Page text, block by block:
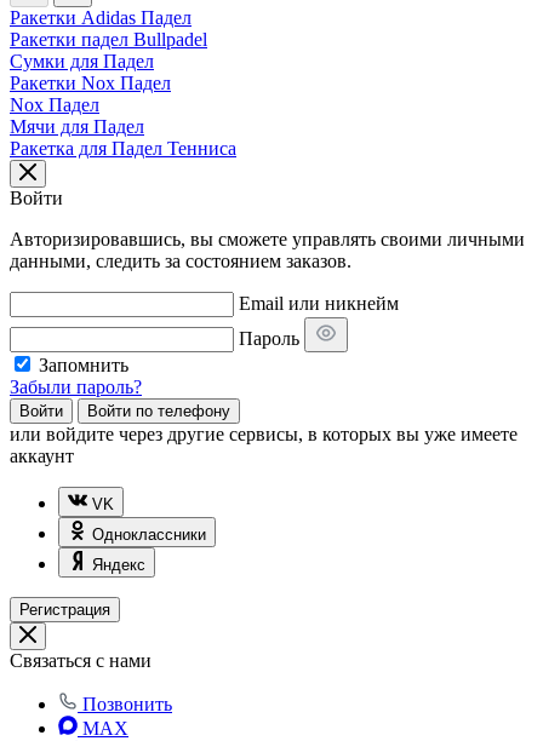
Ракетки Adidas Падел
Ракетки падел Bullpadel
Сумки для Падел
Ракетки Nox Падел
Nox Падел
Мячи для Падел
Ракетка для Падел Тенниса
Войти
Авторизировавшись, вы сможете управлять своими личными
данными, следить за состоянием заказов.
Email или никнейм
Пароль
Запомнить
Забыли пароль?
Войти Войти по телефону
или войдите через другие сервисы, в которых вы уже имеете
аккаунт
VK
Одноклассники
Яндекс
Регистрация
Связаться с нами
Позвонить
MAX